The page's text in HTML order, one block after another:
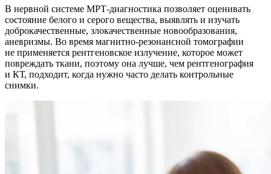
В нервной системе МРТ-диагностика позволяет оценивать
состояние белого и серого вещества, выявлять и изучать
доброкачественные, злокачественные новообразования,
аневризмы. Во время магнитно-резонансной томографии
не применяется рентгеновское излучение, которое может
повреждать ткани, поэтому она лучше, чем рентгенография
и КТ, подходит, когда нужно часто делать контрольные
снимки.